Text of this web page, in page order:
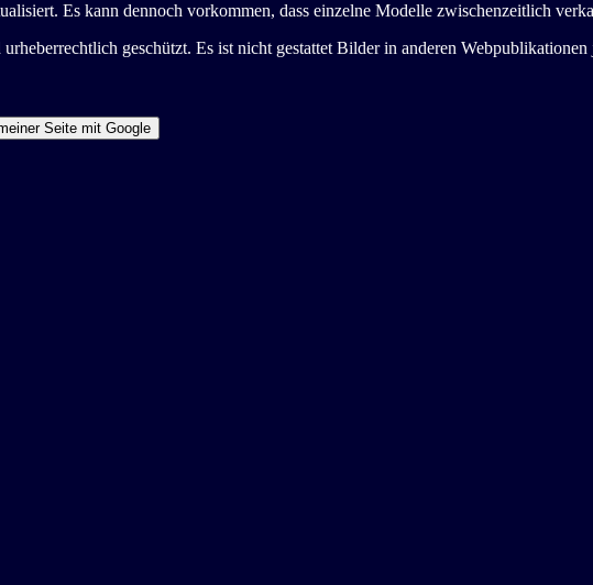
Es kann dennoch vorkommen, dass einzelne Modelle zwischenzeitlich
geschützt. Es ist nicht gestattet Bilder in anderen